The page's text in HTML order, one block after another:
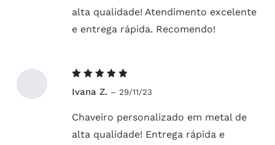
alta qualidade! Atendimento excelente
e entrega rápida. Recomendo!
5de 5
Ivana Z. – 29/11/23
Chaveiro personalizado em metal de
alta qualidade! Entrega rápida e